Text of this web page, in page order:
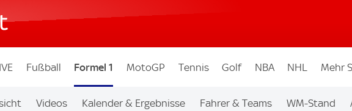
Fußball Formel 1 MotoGP Tennis Golf NBA NHL Mehr
Videos Kalender & Ergebnisse Fahrer & Teams WM-Stand